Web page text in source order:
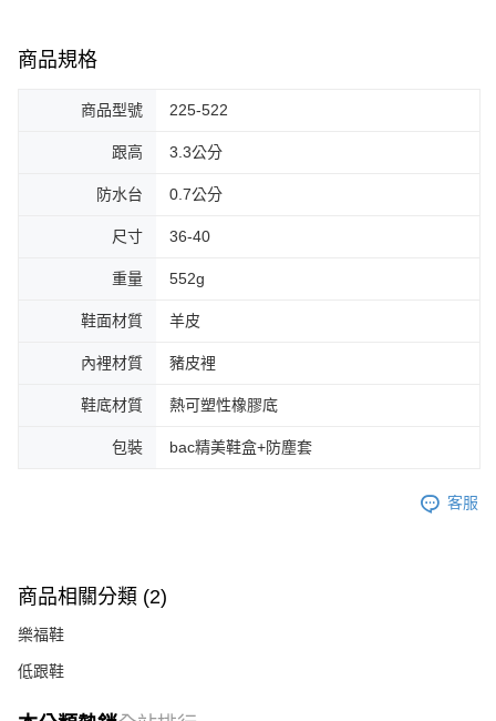
商品規格
商品型號 225-522
跟高 3.3公分
防水台 0.7公分
尺寸 36-40
重量 552g
鞋面材質 羊皮
內裡材質 豬皮裡
鞋底材質 熱可塑性橡膠底
包裝 bac精美鞋盒+防塵套
客服
商品相關分類 (2)
樂福鞋
低跟鞋